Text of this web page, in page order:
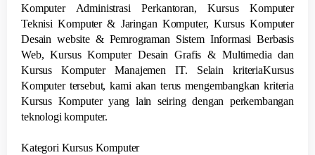
Komputer Administrasi Perkantoran, Kursus Komputer
Teknisi Komputer & Jaringan Komputer, Kursus Komputer
Desain website & Pemrograman Sistem Informasi Berbasis
Web, Kursus Komputer Desain Grafis & Multimedia dan
Kursus Komputer Manajemen IT. Selain kriteriaKursus
Komputer tersebut, kami akan terus mengembangkan kriteria
Kursus Komputer yang lain seiring dengan perkembangan
teknologi komputer.
Kategori Kursus Komputer